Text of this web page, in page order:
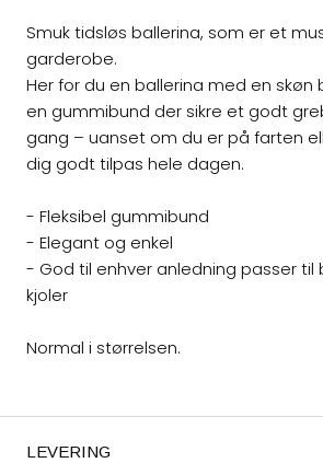
Smuk tidsløs ballerina, som er et
garderobe.
Her for du en ballerina med en skøn
en gummibund der sikre et godt
gang – uanset om du er på farten
dig godt tilpas hele dagen.
- Fleksibel gummibund
- Elegant og enkel
- God til enhver anledning passer til
kjoler
Normal i størrelsen.
LEVERING